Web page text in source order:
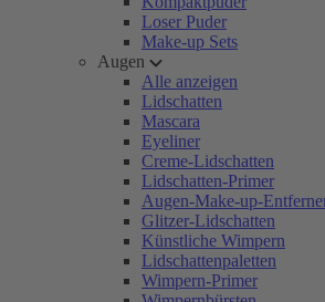
Loser Puder
Make-up Sets
Augen
Alle anzeigen
Lidschatten
Mascara
Eyeliner
Creme-Lidschatten
Lidschatten-Primer
Augen-Make-up-
Glitzer-Lidschatten
Künstliche Wimpern
Lidschattenpaletten
Wimpern-Primer